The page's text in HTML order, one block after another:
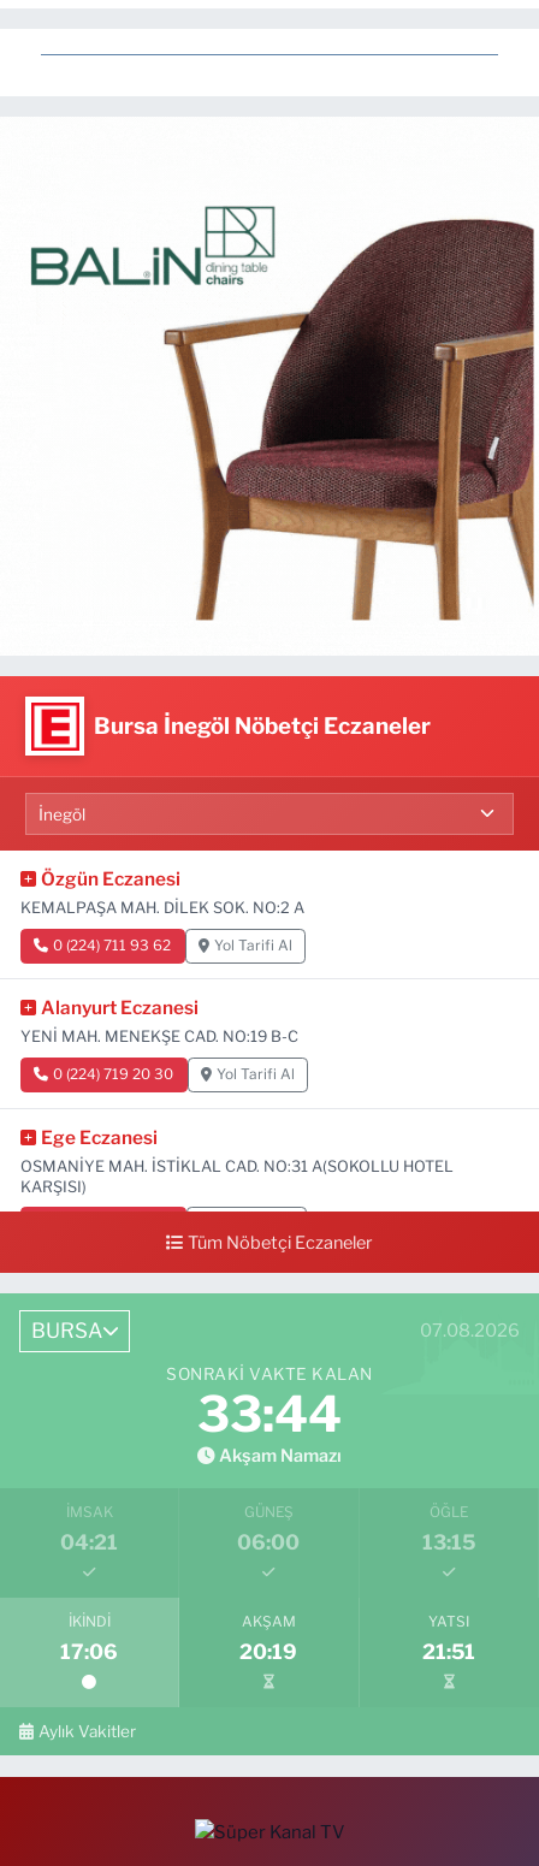
Bursa İnegöl Nöbetçi Eczaneler
Özgün Eczanesi
KEMALPAŞA MAH. DİLEK SOK. NO:2 A
0 (224) 711 93 62 Yol Tarifi Al
Alanyurt Eczanesi
YENİ MAH. MENEKŞE CAD. NO:19 B-C
0 (224) 719 20 30 Yol Tarifi Al
Ege Eczanesi
OSMANİYE MAH. İSTİKLAL CAD. NO:31 A(SOKOLLU HOTEL
KARŞISI)
Tüm Nöbetçi Eczaneler
BURSA 07.08.2026
SONRAKI VAKTE KALAN
33:43
Akşam Namazı
İMSAK
04:21
GÜNEŞ
06:00
ÖĞLE
13:15
İKINDI
17:06
AKŞAM
20:19
YATSI
21:51
Aylık Vakitler